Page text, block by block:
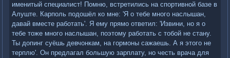
именитый специалист! Помню, встретились на спортивной базе в
Алуште. Карполь подошёл ко мне: 'Я о тебе много наслышан,
давай вместе работать'. Я ему прямо ответил: 'Извини, но я о
тебе тоже много наслышан, поэтому работать с тобой не стану.
Ты допинг суёшь девчонкам, на гормоны сажаешь. А я этого не
терплю'. Он предлагал большую зарплату, но честь врача для